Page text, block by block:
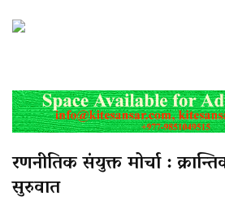
रणनीतिक संयुक्त मोर्चा :
सुरुवात